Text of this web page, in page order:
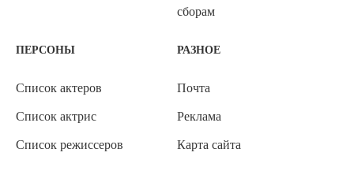
сборам
ПЕРСОНЫ
Список актеров
Список актрис
Список режиссеров
РАЗНОЕ
Почта
Реклама
Карта сайта